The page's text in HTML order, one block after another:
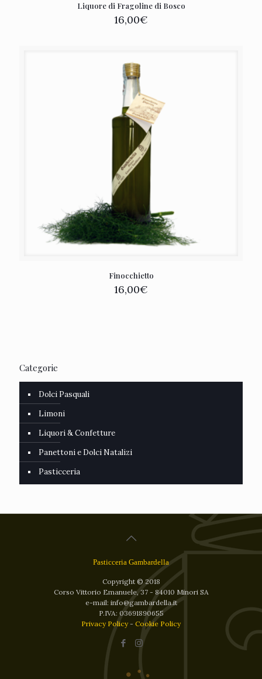
Liquore di Fragoline di Bosco
16,00€
Finocchietto
16,00€
Categorie
Dolci Pasquali
Limoni
Liquori & Confetture
Panettoni e Dolci Natalizi
Pasticceria
Pasticceria Gambardella
Copyright © 2018
Corso Vittorio Emanuele, 37 - 84010 Minori SA
e-mail: info@gambardella.it
P.IVA: 03691890655
Privacy Policy- Cookie Policy